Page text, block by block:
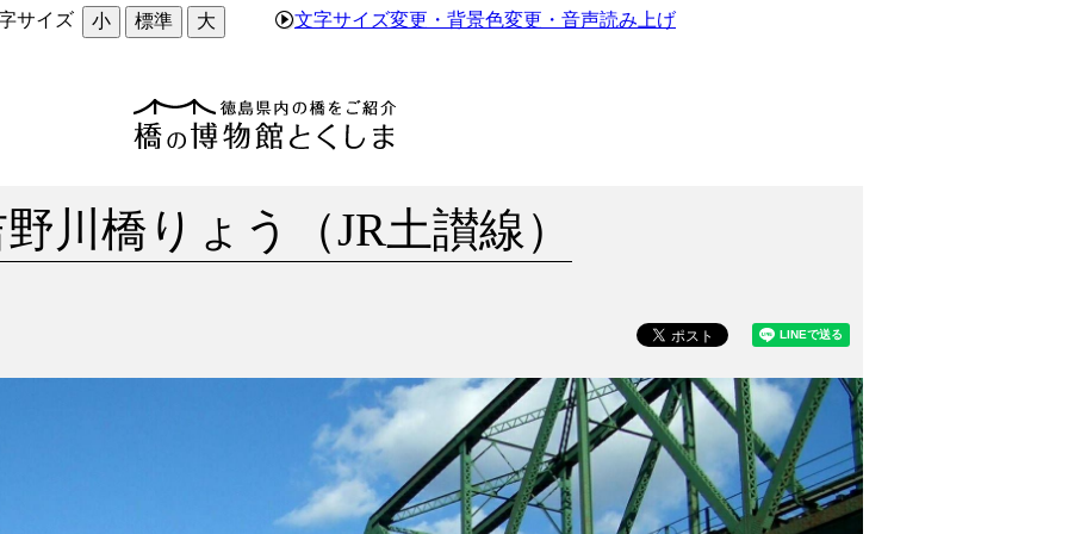
サイズ 小 標準 大 文字サイズ変更・背景色変更・音声読み上げ
川橋りょう（JR土讃線）